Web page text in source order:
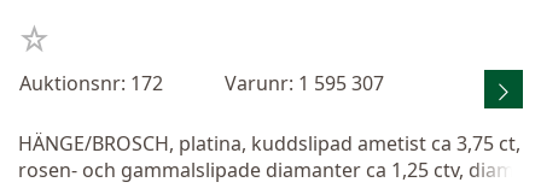
Auktionsnr: 172 Varunr: 1 595 307
HÄNGE/BROSCH, platina, kuddslipad ametist ca 3,75 ct,
rosen- och gammalslipade diamanter ca 1,25 ctv, diam